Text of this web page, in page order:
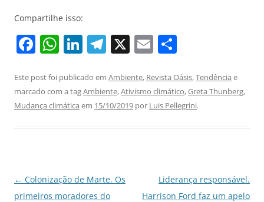
Compartilhe isso:
F
c
e
k
W
at
s
Li
k
e
T
e
gr
X E
ai
l
ar
e
Este post foi publicado em Ambiente, Revista Oásis,Tendência e
marcado com a tagAmbiente,Ativismo climático,Greta Thunberg,
Mudança climática em 15/10/2019 por Luis Pellegrini.
Navegação
de
← Colonização de Marte. Os
primeiros moradores do
Liderança responsável.
Harrison Ford faz um apelo